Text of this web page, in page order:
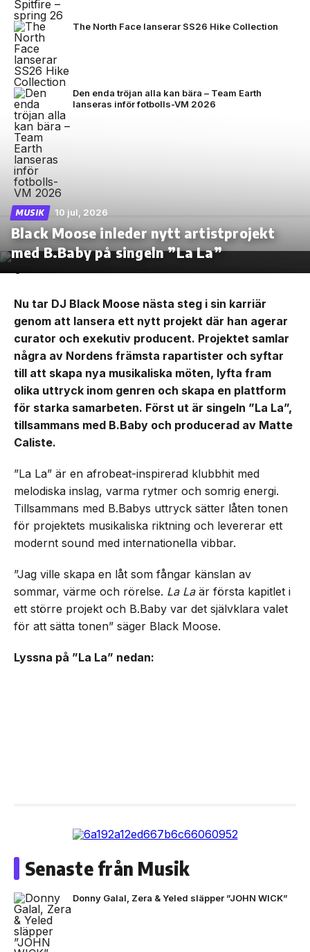
The North Face lanserar SS26 Hike Collection
Den enda tröjan alla kan bära – Team Earth
lanseras inför fotbolls-VM 2026
MUSIK 10 jul, 2026
Black Moose inleder nytt artistprojekt
med B.Baby på singeln ”La La”
Nu tar DJ Black Moose nästa steg i sin karriär
genom att lansera ett nytt projekt där han agerar
curator och exekutiv producent. Projektet samlar
några av Nordens främsta rapartister och syftar
till att skapa nya musikaliska möten, lyfta fram
olika uttryck inom genren och skapa en plattform
för starka samarbeten. Först ut är singeln ”La La”,
tillsammans med B.Baby och producerad av Matte
Caliste.
”La La” är en afrobeat-inspirerad klubbhit med
melodiska inslag, varma rytmer och somrig energi.
Tillsammans med B.Babys uttryck sätter låten tonen
för projektets musikaliska riktning och levererar ett
modernt sound med internationella vibbar.
”Jag ville skapa en låt som fångar känslan av
sommar, värme och rörelse. La Laär första kapitlet i
ett större projekt och B.Baby var det självklara valet
för att sätta tonen” säger Black Moose.
Lyssna på ”La La” nedan:
Senaste från Musik
Donny Galal, Zera & Yeled släpper ”JOHN WICK”